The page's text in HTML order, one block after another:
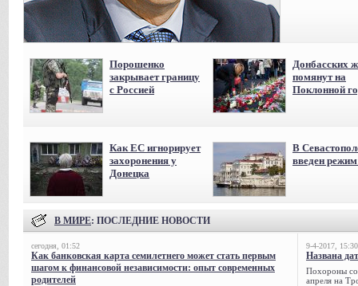
Порошенко
закрывает границу
с Россией
Донбасских
помянут на
Поклонной
Как ЕС игнорирует
захоронения у
Донецка
В
введен
В МИРЕ: ПОСЛЕДНИЕ НОВОСТИ
сегодня, 01:52
Как банковская карта семилетнего может стать первым
шагом к финансовой независимости: опыт современных
родителей
9-4-2017, 15:30
Названа
Похороны
апреля на